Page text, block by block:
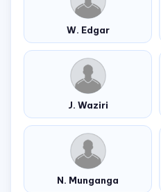
W. Edgar
J. Waziri
N. Munganga